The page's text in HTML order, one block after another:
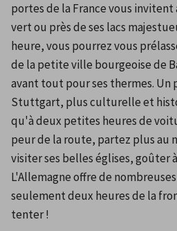
portes de la France vous invitent
vert ou près de ses lacs
heure, vous pourrez vous
de la petite ville bourgeoise de
avant tout pour ses thermes. Un
Stuttgart, plus culturelle et
qu'à deux petites heures de
peur de la route, partez plus au
visiter ses belles églises, goûter
L'Allemagne offre de
seulement deux heures de la
tenter !